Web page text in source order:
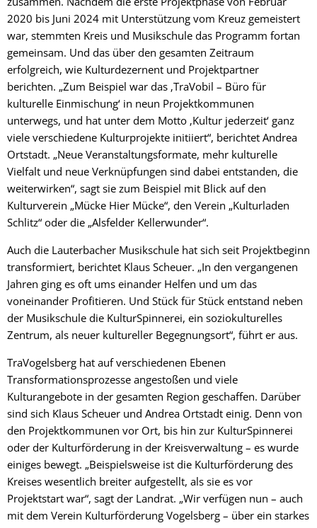
2020 bis Juni 2024 mit Unterstützung vom Kreuz gemeistert
war, stemmten Kreis und Musikschule das Programm fortan
gemeinsam. Und das über den gesamten Zeitraum
erfolgreich, wie Kulturdezernent und Projektpartner
berichten. „Zum Beispiel war das ‚TraVobil – Büro für
kulturelle Einmischung‘ in neun Projektkommunen
unterwegs, und hat unter dem Motto ‚Kultur jederzeit‘ ganz
viele verschiedene Kulturprojekte initiiert“, berichtet Andrea
Ortstadt. „Neue Veranstaltungsformate, mehr kulturelle
Vielfalt und neue Verknüpfungen sind dabei entstanden, die
weiterwirken“, sagt sie zum Beispiel mit Blick auf den
Kulturverein „Mücke Hier Mücke“, den Verein „Kulturladen
Schlitz“ oder die „Alsfelder Kellerwunder“.
Auch die Lauterbacher Musikschule hat sich seit Projektbeginn
transformiert, berichtet Klaus Scheuer. „In den vergangenen
Jahren ging es oft ums einander Helfen und um das
voneinander Profitieren. Und Stück für Stück entstand neben
der Musikschule die KulturSpinnerei, ein soziokulturelles
Zentrum, als neuer kultureller Begegnungsort“, führt er aus.
TraVogelsberg hat auf verschiedenen Ebenen
Transformationsprozesse angestoßen und viele
Kulturangebote in der gesamten Region geschaffen. Darüber
sind sich Klaus Scheuer und Andrea Ortstadt einig. Denn von
den Projektkommunen vor Ort, bis hin zur KulturSpinnerei
oder der Kulturförderung in der Kreisverwaltung – es wurde
einiges bewegt. „Beispielsweise ist die Kulturförderung des
Kreises wesentlich breiter aufgestellt, als sie es vor
Projektstart war“, sagt der Landrat. „Wir verfügen nun – auch
mit dem Verein Kulturförderung Vogelsberg – über ein starkes